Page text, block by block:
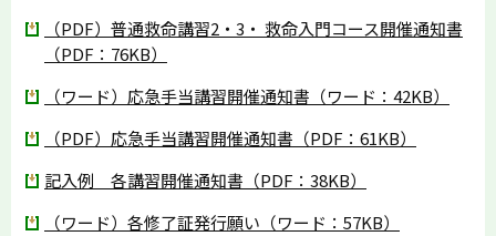
（PDF）普通救命講習2・3・ 救命入門コース開催通知書
（PDF：76KB）
（ワード）応急手当講習開催通知書（ワード：42KB）
（PDF）応急手当講習開催通知書（PDF：61KB）
記入例 各講習開催通知書（PDF：38KB）
（ワード）各修了証発行願い（ワード：57KB）